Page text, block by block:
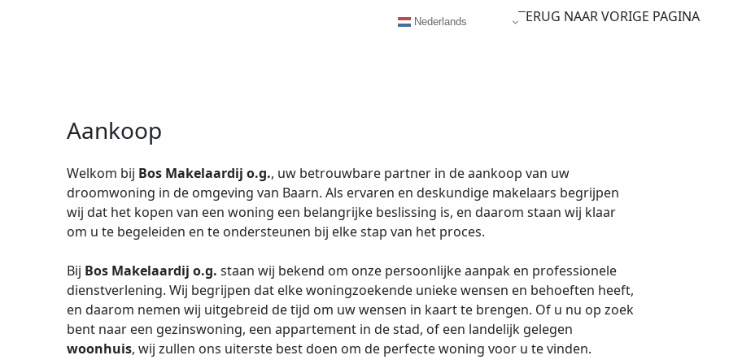
TERUG NAAR VORIGE PAGINA
Aankoop
Welkom bij Bos Makelaardij o.g., uw betrouwbare partner in de aankoop van uw
droomwoning in de omgeving van Baarn. Als ervaren en deskundige makelaars begrijpen
wij dat het kopen van een woning een belangrijke beslissing is, en daarom staan wij klaar
om u te begeleiden en te ondersteunen bij elke stap van het proces.
Bij Bos Makelaardij o.g. staan wij bekend om onze persoonlijke aanpak en professionele
dienstverlening. Wij begrijpen dat elke woningzoekende unieke wensen en behoeften heeft,
en daarom nemen wij uitgebreid de tijd om uw wensen in kaart te brengen. Of u nu op zoek
bent naar een gezinswoning, een appartement in de stad, of een landelijk gelegen
woonhuis, wij zullen ons uiterste best doen om de perfecte woning voor u te vinden.
Nederlands